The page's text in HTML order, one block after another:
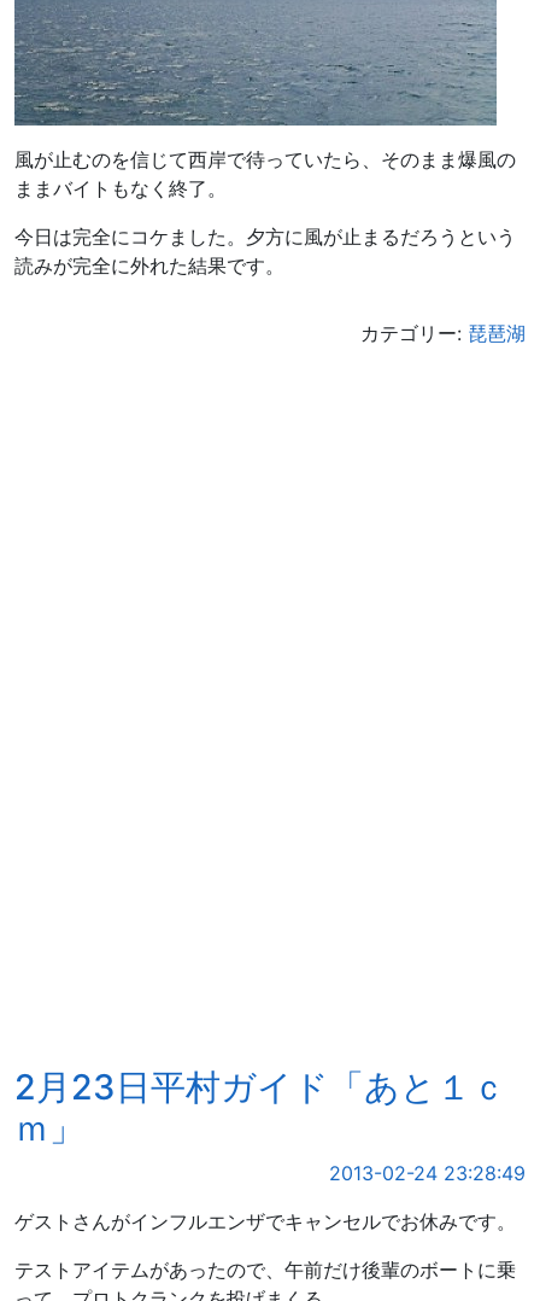
風が止むのを信じて西岸で待っていたら、そのまま爆風の
ままバイトもなく終了。
今日は完全にコケました。夕方に風が止まるだろうという
読みが完全に外れた結果です。
カテゴリー: 琵琶湖
2月23日平村ガイド「あと１ｃ
ｍ」
2013-02-24 23:28:49
ゲストさんがインフルエンザでキャンセルでお休みです。
テストアイテムがあったので、午前だけ後輩のボートに乗